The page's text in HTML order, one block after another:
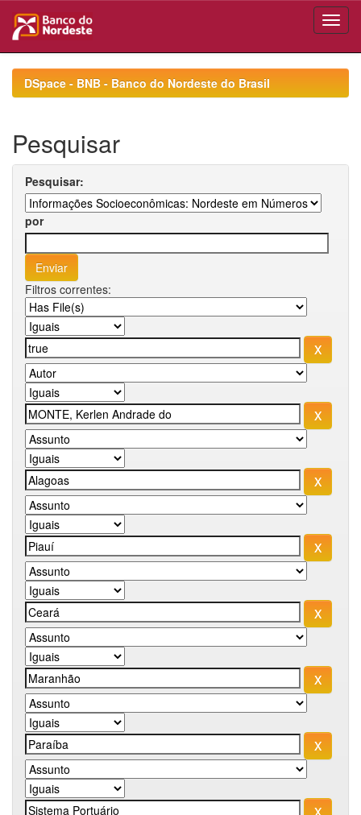
navigationDSpace - BNB - Banco do Nordeste do Brasil
Pesquisar
Pesquisar:
por
Filtros correntes: